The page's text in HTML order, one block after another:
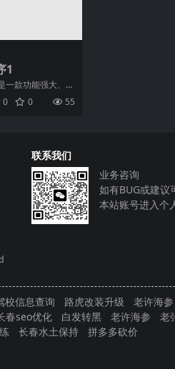
1
一款功能强大、易
用程序开发工
联网时代的
0 0 55
联系我们
业务咨询
如有BUG或建议
本站账号进入个
校信息查询 路虎改装升级 老许海参
春seo优化 白发转黑 老许海参 老
长春水土保持 拼多多砍价